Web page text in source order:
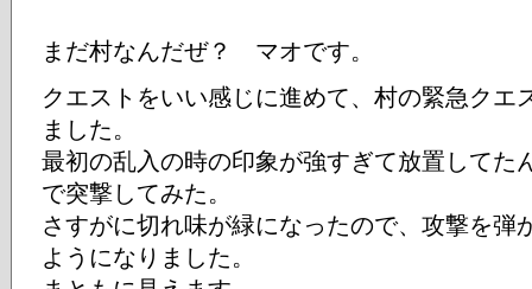
まだ村なんだぜ？ マオです。
クエストをいい感じに進めて、村の緊急クエ
ました。
最初の乱入の時の印象が強すぎて放置してた
で突撃してみた。
さすがに切れ味が緑になったので、攻撃を弾
ようになりました。